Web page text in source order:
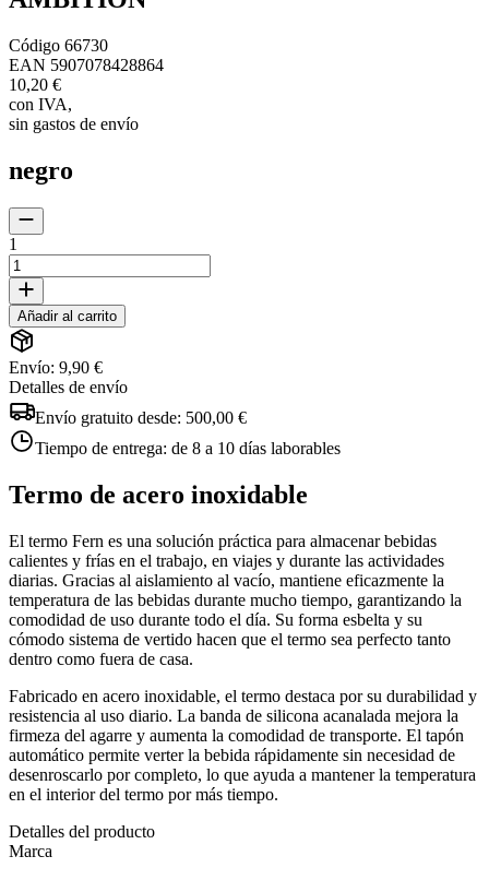
Código 66730
EAN 5907078428864
10,20 €
con IVA,
sin gastos de envío
negro
1
Añadir al carrito
Envío: 9,90 €
Detalles de envío
Envío gratuito desde: 500,00 €
Tiempo de entrega: de 8 a 10 días laborables
Termo de acero inoxidable
El termo Fern es una solución práctica para almacenar bebidas
calientes y frías en el trabajo, en viajes y durante las actividades
diarias. Gracias al aislamiento al vacío, mantiene eficazmente la
temperatura de las bebidas durante mucho tiempo, garantizando la
comodidad de uso durante todo el día. Su forma esbelta y su
cómodo sistema de vertido hacen que el termo sea perfecto tanto
dentro como fuera de casa.
Fabricado en acero inoxidable, el termo destaca por su durabilidad y
resistencia al uso diario. La banda de silicona acanalada mejora la
firmeza del agarre y aumenta la comodidad de transporte. El tapón
automático permite verter la bebida rápidamente sin necesidad de
desenroscarlo por completo, lo que ayuda a mantener la temperatura
en el interior del termo por más tiempo.
Detalles del producto
Marca